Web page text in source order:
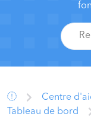
Centre
Tableau de bord